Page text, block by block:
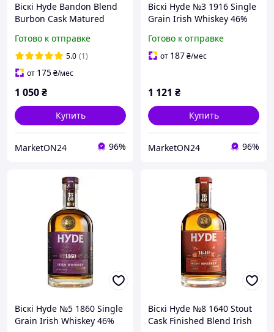
Віскі Hyde Bandon Blend
Burbon Cask Matured
Готово к отправке
5.0 (1)
от 175₴/мес
1 050₴
Купить
MarketON24 96%
Віскі Hyde №3 1916 Single
Grain Irish Whiskey 46%
Готово к отправке
от 187₴/мес
1 121 ₴
Купить
MarketON24 96%
Віскі Hyde №5 1860 Single
Grain Irish Whiskey 46%
Віскі Hyde №8 1640 Stout
Cask Finished Blend Irish